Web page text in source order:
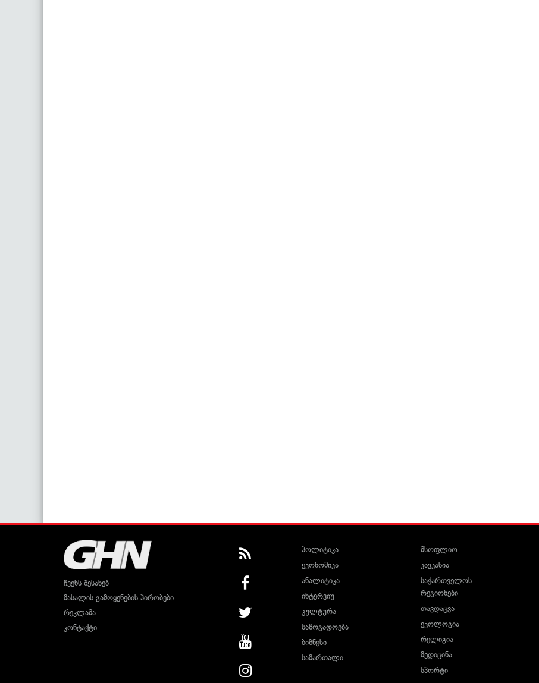
ჩვენს შესახებ
მასალის გამოყენების პირობები
რეკლამა
კონტაქტი
პოლიტიკა
ეკონომიკა
ანალიტიკა
ინტერვიუ
კულტურა
საზოგადოება
ბიზნესი
სამართალი
მსოფლიო
კავკასია
საქართველოს
რეგიონები
თავდაცვა
ეკოლოგია
რელიგია
მედიცინა
სპორტი